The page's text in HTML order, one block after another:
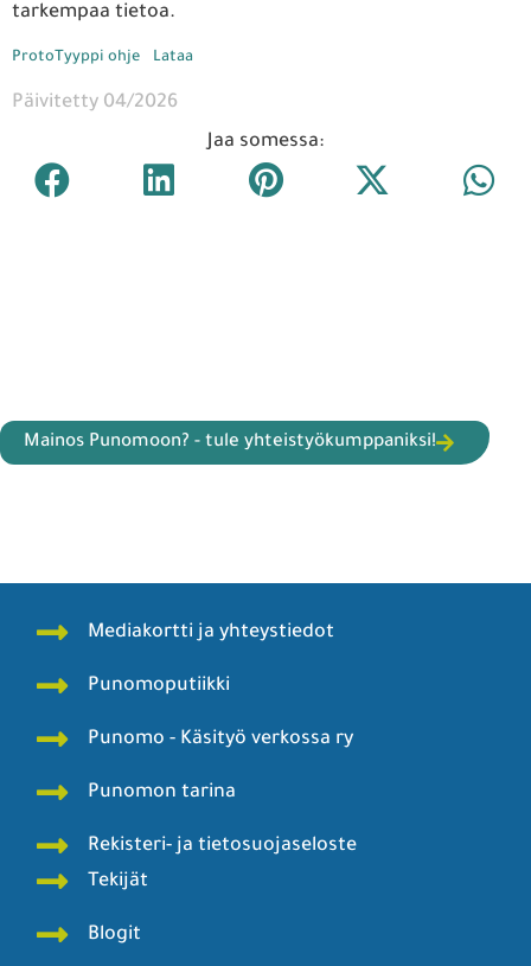
tarkempaa tietoa.
ProtoTyyppi ohje Lataa
Päivitetty 04/2026
Jaa somessa:
Mainos Punomoon? - tule yhteistyökumppaniksi!
Mediakortti ja yhteystiedot
Punomoputiikki
Punomo - Käsityö verkossa ry
Punomon tarina
Rekisteri- ja tietosuojaseloste
Tekijät
Blogit